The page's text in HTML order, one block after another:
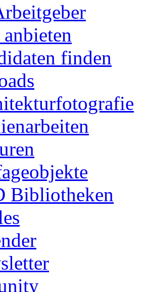
anbieten
finden
Bibliotheken